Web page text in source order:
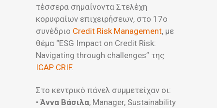
τέσσερα σημαίνοντα Στελέχη
κορυφαίων επιχειρήσεων, στο 17ο
συνέδριο Credit Risk Management, με
θέμα “ESG Impact on Credit Risk:
Navigating through challenges” της
ICAP CRIF.
Στο κεντρικό πάνελ συμμετείχαν οι:
• Άννα Βάσιλα, Manager, Sustainability